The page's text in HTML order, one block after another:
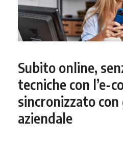
Subito online,
tecniche con l’e-
sincronizzato
aziendale